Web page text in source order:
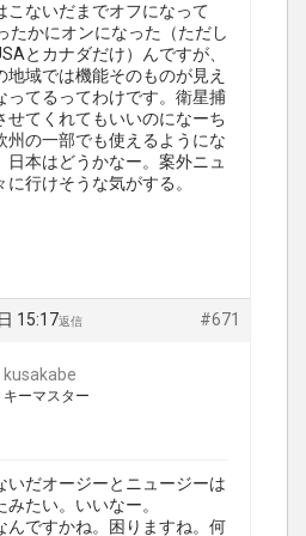
こないだまでオフになって
たかにオンになった（ただし
とカナダだけ）んですが、
地域では機能そのものが見え
ってるってわけです。衛星捕
せてくれてもいいのになーち
州の一部でも使えるようにな
日本はどうかなー。案外ニュ
に行けそうな気がする。
15:17 #671
返信
kusakabe
キーマスター
いだオージーとニュージーは
たい。いいなー。
んですかね。困りますね。何